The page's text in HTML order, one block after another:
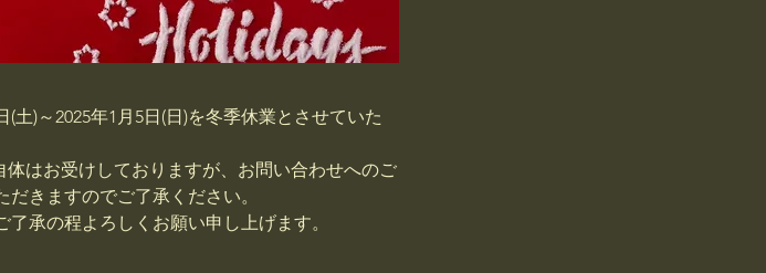
土)～2025年1月5日(日)を冬季休業とさせていた
はお受けしておりますが、お問い合わせへのご
きますのでご了承ください。
承の程よろしくお願い申し上げます。